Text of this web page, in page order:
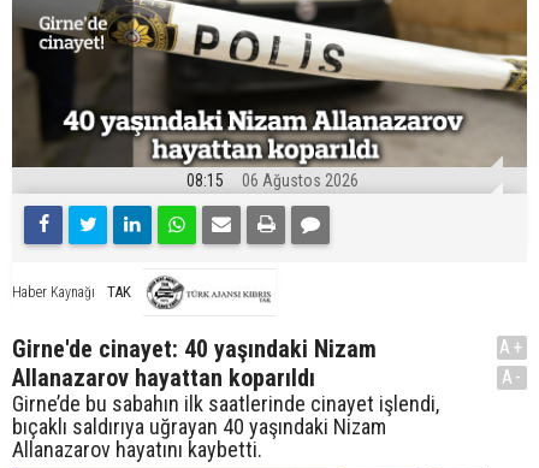
08:15 06 Ağustos 2026
Haber Kaynağı TAK
Girne'de cinayet: 40 yaşındaki Nizam
Allanazarov hayattan koparıldı
Girne’de bu sabahın ilk saatlerinde cinayet işlendi,
bıçaklı saldırıya uğrayan 40 yaşındaki Nizam
Allanazarov hayatını kaybetti.
A+
A-